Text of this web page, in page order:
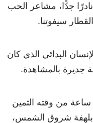
نادرًا جدًّا، مشاعر الحب
سيفوتنا.
البدائي الذي كان
بالمشاهدة.
ساعة من وقته الثمين
بلهفة شروق الشمس،